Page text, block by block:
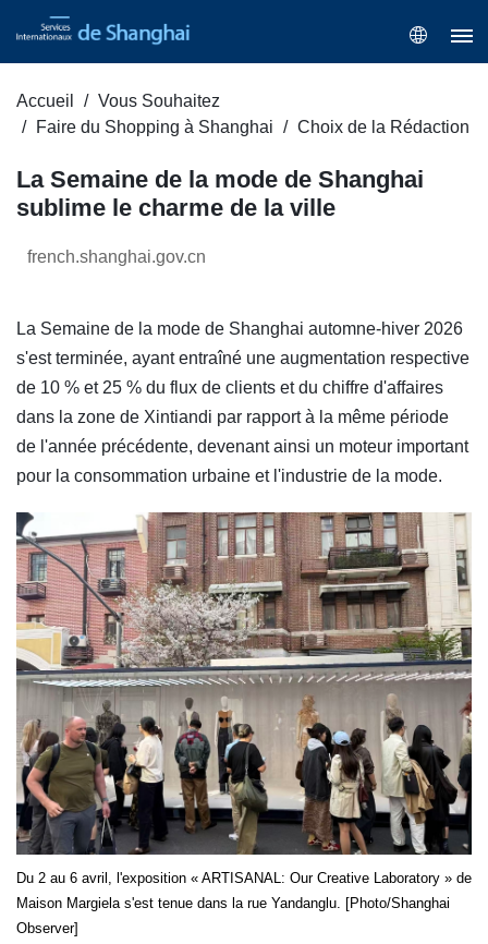
Accueil
Vous Souhaitez
Faire du Shopping à Shanghai
Choix de la Rédaction
La Semaine de la mode de Shanghai
sublime le charme de la ville
french.shanghai.gov.cn
La Semaine de la mode de Shanghai automne-hiver 2026
s'est terminée, ayant entraîné une augmentation respective
de 10 % et 25 % du flux de clients et du chiffre d'affaires
dans la zone de Xintiandi par rapport à la même période
de l'année précédente, devenant ainsi un moteur important
pour la consommation urbaine et l'industrie de la mode.
Du 2 au 6 avril, l'exposition « ARTISANAL: Our Creative Laboratory » de
Maison Margiela s'est tenue dans la rue Yandanglu. [Photo/Shanghai
Observer]